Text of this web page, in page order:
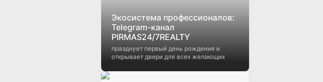
Экосистема профессионалов:
Telegram-канал
PIRMAS24/7REALTY
празднует первый день рождения и